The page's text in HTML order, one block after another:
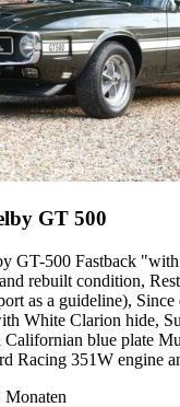
GT 500
GT-500 Fastback
rebuilt condition,
as a guideline), Since
White Clarion hide,
blue plate
Racing 351W engine
Monaten